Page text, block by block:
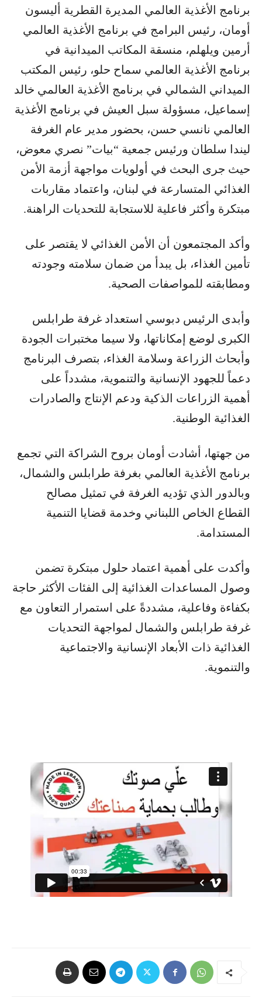
برنامج الأغذية العالمي المديرة القطرية أليسون
أومان، رئيس البرامج في برنامج الأغذية العالمي
أرمين ويلهلم، منسقة المكاتب الميدانية في
برنامج الأغذية العالمي سماح حلو، رئيس المكتب
الميداني الشمالي في برنامج الأغذية العالمي خالد
إسماعيل، مسؤولة سبل العيش في برنامج الأغذية
العالمي نانسي حسن، بحضور مدير عام الغرفة
ليندا سلطان ورئيس جمعية “بيات” نصري معوض،
حيث جرى البحث في أولويات مواجهة أزمة الأمن
الغذائي المتسارعة في لبنان، واعتماد مقاربات
مبتكرة وأكثر فاعلية للاستجابة للتحديات الراهنة.
وأكد المجتمعون أن الأمن الغذائي لا يقتصر على
تأمين الغذاء، بل يبدأ من ضمان سلامته وجودته
ومطابقته للمواصفات الصحية.
وأبدى الرئيس دبوسي استعداد غرفة طرابلس
الكبرى لوضع إمكاناتها، ولا سيما مختبرات الجودة
وأبحاث الزراعة وسلامة الغذاء، بتصرف البرنامج
دعماً للجهود الإنسانية والتنموية، مشدداً على
أهمية الزراعات الذكية ودعم الإنتاج والصادرات
الغذائية الوطنية.
من جهتها، أشادت أومان بروح الشراكة التي تجمع
برنامج الأغذية العالمي بغرفة طرابلس والشمال،
وبالدور الذي تؤديه الغرفة في تمثيل مصالح
القطاع الخاص اللبناني وخدمة قضايا التنمية
المستدامة.
وأكدت على أهمية اعتماد حلول مبتكرة تضمن
وصول المساعدات الغذائية إلى الفئات الأكثر حاجة
بكفاءة وفاعلية، مشددةً على استمرار التعاون مع
غرفة طرابلس والشمال لمواجهة التحديات
الغذائية ذات الأبعاد الإنسانية والاجتماعية
والتنموية.